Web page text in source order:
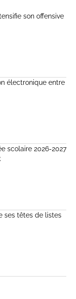
son offensive
électronique entre
scolaire 2026-2027
ses têtes de listes